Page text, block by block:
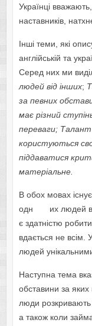
Українці
наставників,
Інші теми, які
англійській та
Серед них ми
людей від інших;
за певних
має різний
переваги; Талант
користуються
піддаватися
матеріальне.
В обох мовах
одн их людей від
є здатністю
вдається не всім.
людей
Наступна тема
обставини за
люди розкривають
а також коли